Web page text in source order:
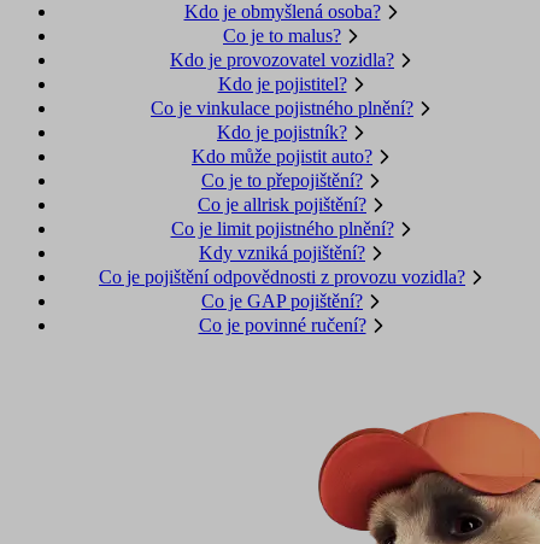
Kdo je obmyšlená osoba?
Co je to malus?
Kdo je provozovatel vozidla?
Kdo je pojistitel?
Co je vinkulace pojistného plnění?
Kdo je pojistník?
Kdo může pojistit auto?
Co je to přepojištění?
Co je allrisk pojištění?
Co je limit pojistného plnění?
Kdy vzniká pojištění?
Co je pojištění odpovědnosti z provozu vozidla?
Co je GAP pojištění?
Co je povinné ručení?